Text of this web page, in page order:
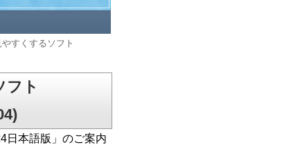
すくするソフト
フト
日本語版」のご案内